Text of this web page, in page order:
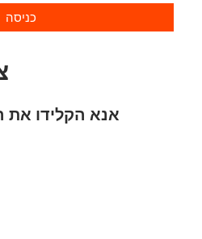
כניסה
אנא הקלידו